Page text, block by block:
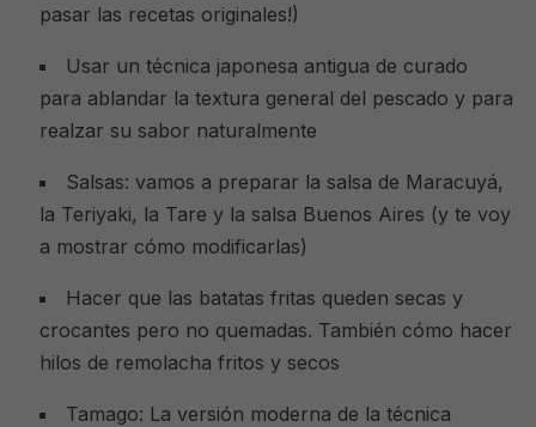
pasar las recetas originales!)
Usar un técnica japonesa antigua de curado
para ablandar la textura general del pescado y para
realzar su sabor naturalmente
Salsas: vamos a preparar la salsa de Maracuyá,
la Teriyaki, la Tare y la salsa Buenos Aires (y te voy
a mostrar cómo modificarlas)
Hacer que las batatas fritas queden secas y
crocantes pero no quemadas. También cómo hacer
hilos de remolacha fritos y secos
Tamago: La versión moderna de la técnica